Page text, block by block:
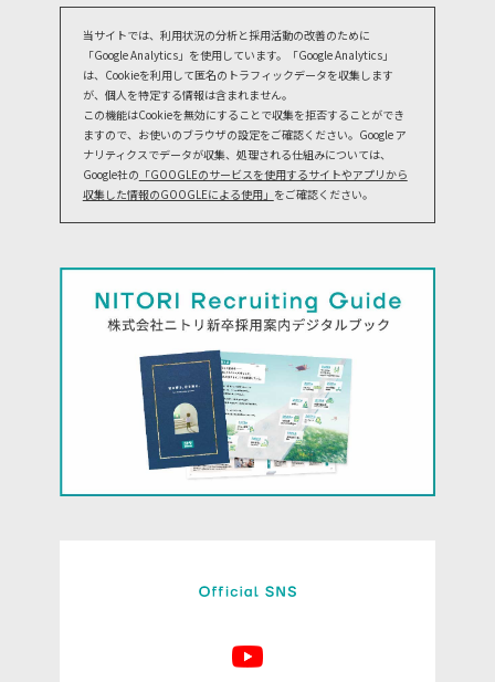
当サイトでは、利用状況の分析と採用活動の改善のために
「Google Analytics」を使用しています。「Google Analytics」
は、Cookieを利用して匿名のトラフィックデータを収集します
が、個人を特定する情報は含まれません。
この機能はCookieを無効にすることで収集を拒否することができ
ますので、お使いのブラウザの設定をご確認ください。Google ア
ナリティクスでデータが収集、処理される仕組みについては、
Google社の 「GOOGLEのサービスを使用するサイトやアプリから
収集した情報のGOOGLEによる使用」 をご確認ください。